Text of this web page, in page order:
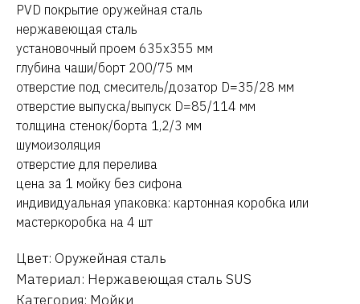
PVD покрытие оружейная сталь
нержавеющая сталь
установочный проем 635х355 мм
глубина чаши/борт 200/75 мм
отверстие под смеситель/дозатор D=35/28 мм
отверстие выпуска/выпуск D=85/114 мм
толщина стенок/борта 1,2/3 мм
шумоизоляция
отверстие для перелива
цена за 1 мойку без сифона
индивидуальная упаковка: картонная коробка или
мастеркоробка на 4 шт
Цвет: Оружейная сталь
Материал: Нержавеющая сталь SUS
Категория: Мойки